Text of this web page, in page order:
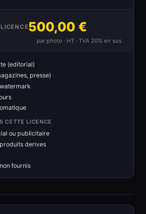
500,00 €
par photo · HT · TVA 20% en sus
(editorial)
presse)
CETTE LICENCE
ou publicitaire
derives
fournis